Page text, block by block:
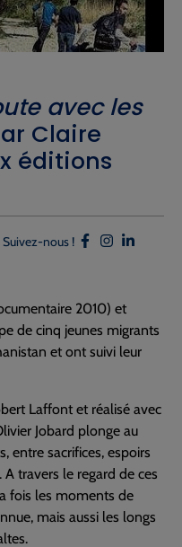
avec les
Claire
éditions
Suivez-nous !
2010) et
de cinq jeunes migrants
et ont suivi leur
Laffont et réalisé avec
Jobard plonge au
entre sacrifices, espoirs
A travers le regard de ces
fois les moments de
mais aussi les longs